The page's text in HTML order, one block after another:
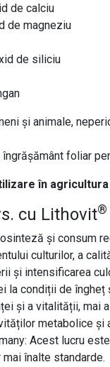
de calciu
de magneziu
de siliciu
și animale,
foliar
în agricultura
cu Lithovit®
și consum
culturilor, a
și intensificarea
la condiții de îngheț
și a vitalității, mai
metabolice
Acest lucru
înalte standarde.